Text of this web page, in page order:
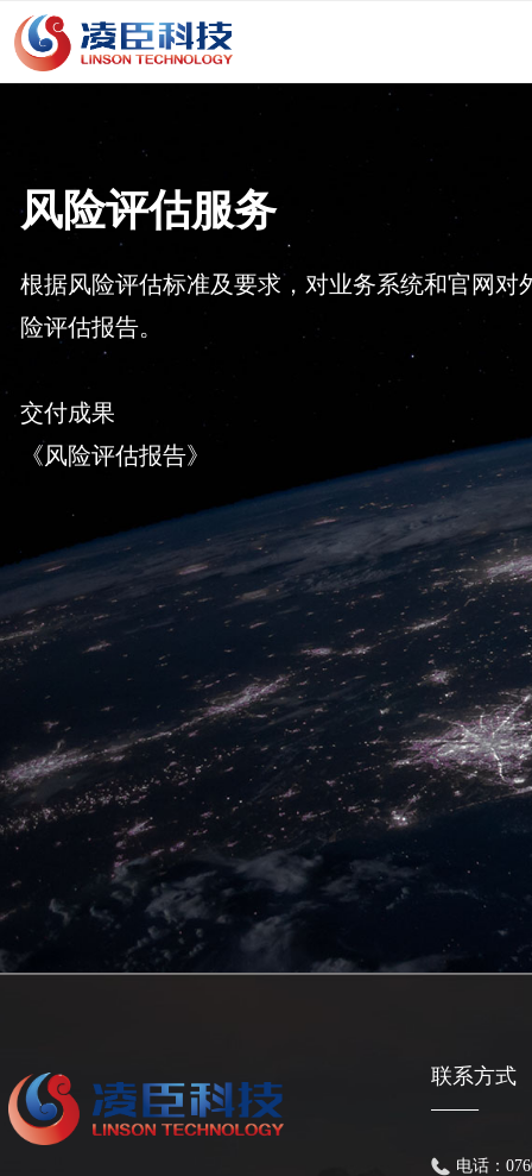
风险评估服务
根据风险评估标准及要求，对业务系统和官网
险评估报告。
交付成果
《风险评估报告》
联系方式
——
电话：